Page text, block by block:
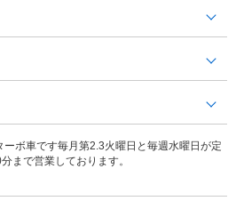
ボ車です毎月第2.3火曜日と毎週水曜日が定
まで営業しております。